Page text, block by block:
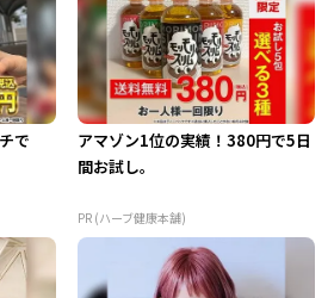
で
アマゾン1位の実績！380円で5日
間お試し。
PR (ハーブ健康本舗)